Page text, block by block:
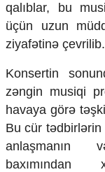
Əlaqə
Missiyamız
qalıblar, bu
üçün uzun
ziyafətinə çevrilib.
Konsertin
zəngin musiqi
havaya görə
Bu cür tədbirlərin
anlaşmanın
baxımından